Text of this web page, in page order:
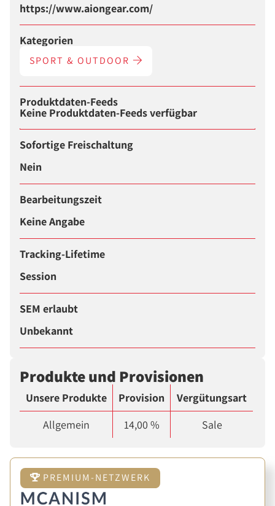
https://www.aiongear.com/
Kategorien
SPORT & OUTDOOR
Produktdaten-Feeds
Keine Produktdaten-Feeds verfügbar
Sofortige Freischaltung
Nein
Bearbeitungszeit
Keine Angabe
Tracking-Lifetime
Session
SEM erlaubt
Unbekannt
Produkte und Provisionen
Unsere Produkte Provision
Vergütungsart
Allgemein
14,00 % Sale
PREMIUM-NETZWERK